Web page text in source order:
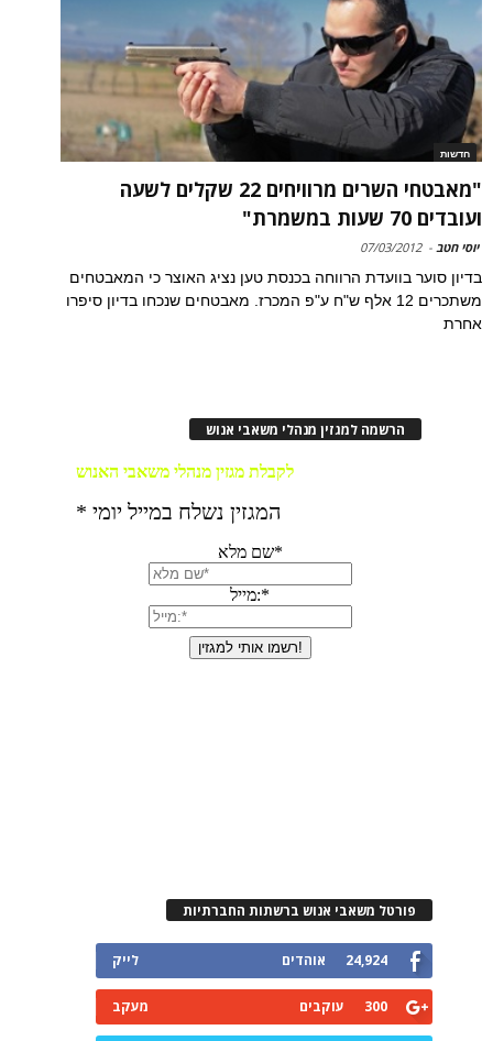
חדשות
"מאבטחי השרים מרוויחים 22 שקלים לשעה
ועובדים 70 שעות במשמרת"
יוסי חטב -
07/03/2012
בדיון סוער בוועדת הרווחה בכנסת טען נציג האוצר כי המאבטחים
משתכרים 12 אלף ש"ח ע"פ המכרז. מאבטחים שנכחו בדיון סיפרו
אחרת
הרשמה למגזין מנהלי משאבי אנוש
פורטל משאבי אנוש ברשתות החברתיות
24,924 אוהדים לייק
300 עוקבים מעקב